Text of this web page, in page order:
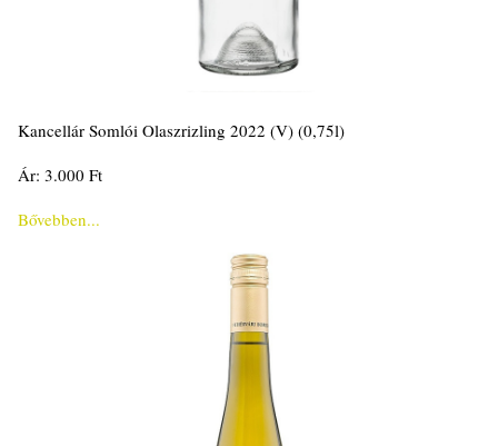
Kancellár Somlói Olaszrizling 2022 (V) (0,75l)
Ár: 3.000 Ft
Bővebben...